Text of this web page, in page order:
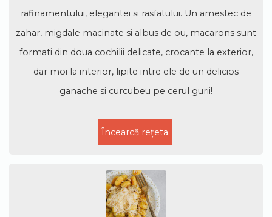
rafinamentului, elegantei si rasfatului. Un amestec de
zahar, migdale macinate si albus de ou, macarons sunt
formati din doua cochilii delicate, crocante la exterior,
dar moi la interior, lipite intre ele de un delicios
ganache si curcubeu pe cerul gurii!
Încearcă rețeta